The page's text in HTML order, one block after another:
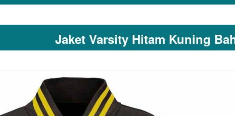
Jaket Varsity Hitam Kuning